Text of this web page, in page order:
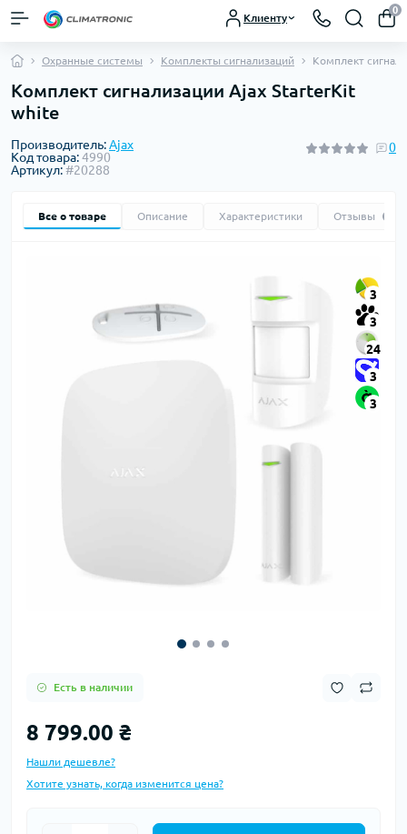
Клиенту
0
Охранные системы Комплекты сигнализаций Комплект
Комплект сигнализации Ajax StarterKit
white
Производитель:Ajax
Код товара:4990
Артикул:#20288
0
Все о товаре Описание Характеристики Отзывы
3
3
24
3
3
Есть в наличии
8 799.00 ₴
Нашли дешевле?
Хотите узнать, когда изменится цена?